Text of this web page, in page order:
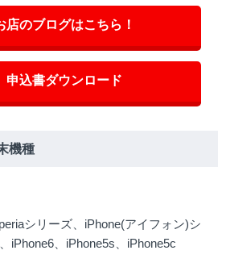
店のブログはこちら！
申込書ダウンロード
機種
シリーズ、iPhone(アイフォン)シ
iPhone6、iPhone5s、iPhone5c